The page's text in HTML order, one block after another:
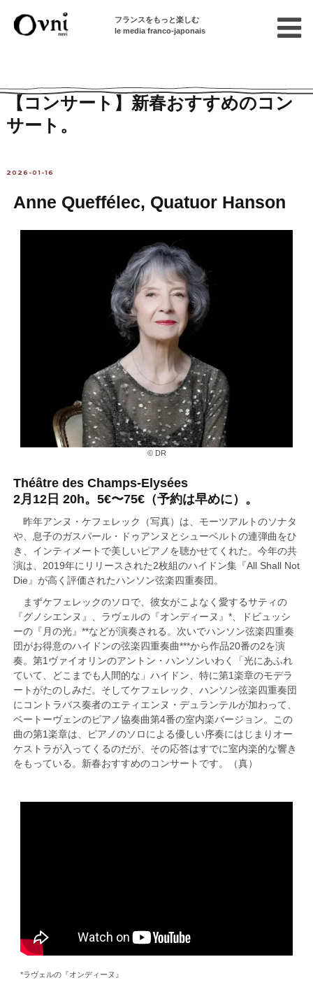
フランスをもっと楽しむ
le media franco-japonais
【コンサート】新春おすすめのコン
サート。
2026-01-16
Anne Queffélec, Quatuor Hanson
© DR
Théâtre des Champs-Elysées
2月12日 20h。5€〜75€（予約は早めに）。
昨年アンヌ・ケフェレック（写真）は、モーツアルトのソナタ
や、息子のガスパール・ドゥアンヌとシューベルトの連弾曲をひ
き、インティメートで美しいピアノを聴かせてくれた。今年の共
演は、2019年にリリースされた2枚組のハイドン集『All Shall Not
Die』が高く評価されたハンソン弦楽四重奏団。
まずケフェレックのソロで、彼女がこよなく愛するサティの
『グノシエンヌ』、ラヴェルの『オンディーヌ』*、ドビュッシ
ーの『月の光』**などが演奏される。次いでハンソン弦楽四重奏
団がお得意のハイドンの弦楽四重奏曲***から作品20番の2を演
奏。第1ヴァイオリンのアントン・ハンソンいわく「光にあふれ
ていて、どこまでも人間的な」ハイドン、特に第1楽章のモデラ
ートがたのしみだ。そしてケフェレック、ハンソン弦楽四重奏団
にコントラバス奏者のエティエンヌ・デュランテルが加わって、
ベートーヴェンのピアノ協奏曲第4番の室内楽バージョン。この
曲の第1楽章は、ピアノのソロによる優しい序奏にはじまりオー
ケストラが入ってくるのだが、その応答はすでに室内楽的な響き
をもっている。新春おすすめのコンサートです。（真）
*ラヴェルの『オンディーヌ』